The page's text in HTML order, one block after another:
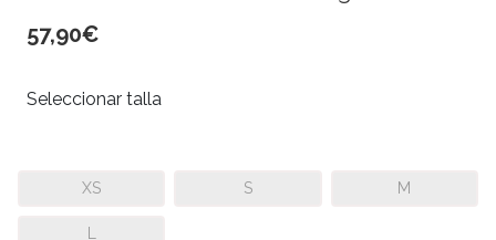
57,90€
Seleccionar talla
XS S M
L